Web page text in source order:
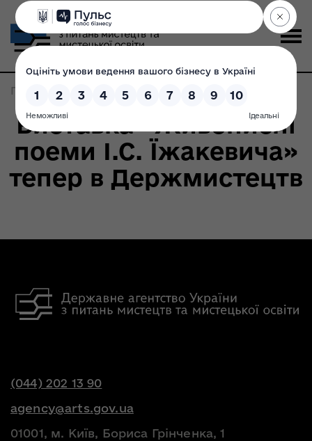
Головна Записи по метке: Їжакевич
Виставка «Живописні
поеми І.С. Їжакевича»
тепер в Держмистецтв
(044) 202 13 90
agency@arts.gov.ua
01001, м. Київ, Бориса Грінченка, 1